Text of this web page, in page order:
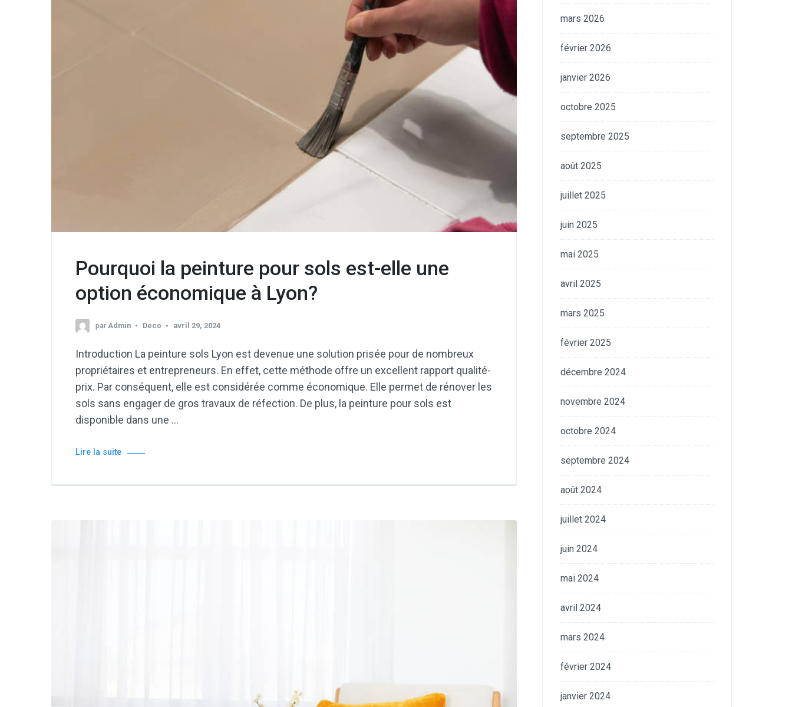
Pourquoi la peinture pour sols est-elle une
option économique à Lyon?
par Admin Deco avril 29, 2024
Introduction La peinture sols Lyon est devenue une solution prisée pour de nombreux
propriétaires et entrepreneurs. En effet, cette méthode offre un excellent rapport qualité-
prix. Par conséquent, elle est considérée comme économique. Elle permet de rénover les
sols sans engager de gros travaux de réfection. De plus, la peinture pour sols est
disponible dans une …
Lire la suite
mars 2026
février 2026
janvier 2026
octobre 2025
septembre 2025
août 2025
juillet 2025
juin 2025
mai 2025
avril 2025
mars 2025
février 2025
décembre 2024
novembre 2024
octobre 2024
septembre 2024
août 2024
juillet 2024
juin 2024
mai 2024
avril 2024
mars 2024
février 2024
janvier 2024